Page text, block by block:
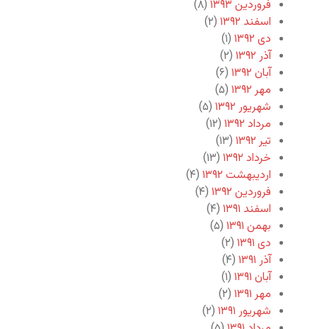
فروردین ۱۳۹۳
(۸)
اسفند ۱۳۹۲
(۲)
دی ۱۳۹۲
(۱)
آذر ۱۳۹۲
(۲)
آبان ۱۳۹۲
(۶)
مهر ۱۳۹۲
(۵)
شهریور ۱۳۹۲
(۵)
مرداد ۱۳۹۲
(۱۲)
تیر ۱۳۹۲
(۱۳)
خرداد ۱۳۹۲
(۱۳)
اردیبهشت ۱۳۹۲
(۴)
فروردین ۱۳۹۲
(۴)
اسفند ۱۳۹۱
(۴)
بهمن ۱۳۹۱
(۵)
دی ۱۳۹۱
(۲)
آذر ۱۳۹۱
(۴)
آبان ۱۳۹۱
(۱)
مهر ۱۳۹۱
(۲)
شهریور ۱۳۹۱
(۲)